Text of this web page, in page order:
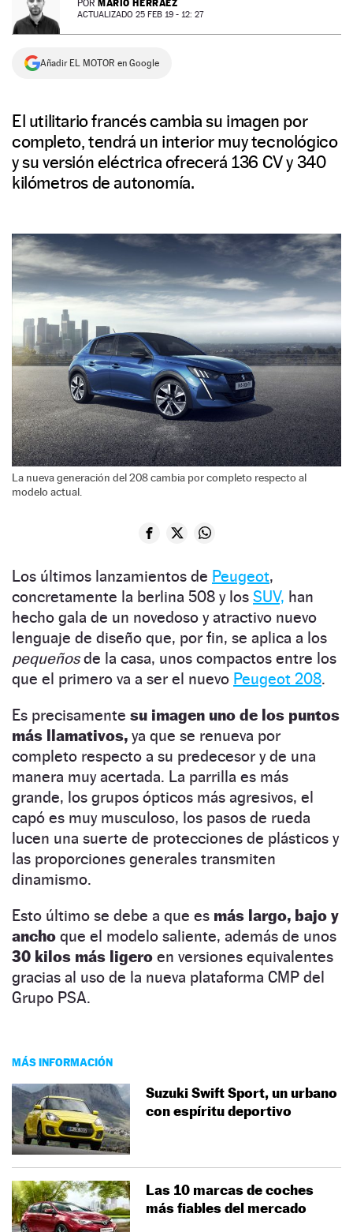
NEWSLETTER
SÍGUENOS
POR MARIO HERRÁEZ
ACTUALIZADO 25 FEB 19 - 12: 27
Añadir EL MOTOR en Google
El utilitario francés cambia su imagen por
completo, tendrá un interior muy tecnológico
y su versión eléctrica ofrecerá 136 CV y 340
kilómetros de autonomía.
La nueva generación del 208 cambia por completo respecto al
modelo actual.
Los últimos lanzamientos de Peugeot,
concretamente la berlina 508 y los SUV, han
hecho gala de un novedoso y atractivo nuevo
lenguaje de diseño que, por fin, se aplica a los
pequeñosde la casa, unos compactos entre los
que el primero va a ser el nuevo Peugeot 208.
Es precisamente su imagen uno de los puntos
más llamativos, ya que se renueva por
completo respecto a su predecesor y de una
manera muy acertada. La parrilla es más
grande, los grupos ópticos más agresivos, el
capó es muy musculoso, los pasos de rueda
lucen una suerte de protecciones de plásticos y
las proporciones generales transmiten
dinamismo.
Esto último se debe a que es más largo, bajo y
ancho que el modelo saliente, además de unos
30 kilos más ligero en versiones equivalentes
gracias al uso de la nueva plataforma CMP del
Grupo PSA.
MÁS INFORMACIÓN
Suzuki Swift Sport, un urbano
con espíritu deportivo
Las 10 marcas de coches
más fiables del mercado